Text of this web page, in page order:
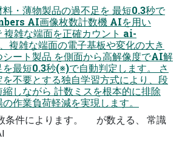
料・薄物製品の過不足を 最短0.3秒で
AI画像枚数計数機 AIを用い
複雑な端面を正確カウント ai-
複雑な端面の電子基板や変化の大き
シート製品 を側面から高解像度でAI解
最短0.3秒(※)で自動判定します。 さ
を不要とする独自学習方式により、段
しながら 計数ミスを根本的に排除
作業負荷軽減を実現します。
条件によります。 が数える、 常識